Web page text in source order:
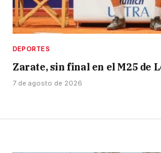
DEPORTES
Zarate, sin final en el M25 de
7 de agosto de 2026